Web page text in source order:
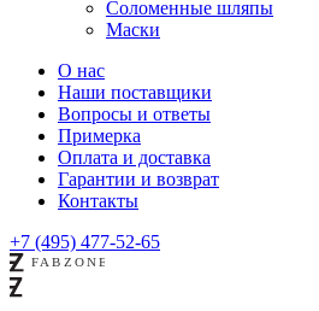
Соломенные шляпы
Маски
О нас
Наши поставщики
Вопросы и ответы
Примерка
Оплата и доставка
Гарантии и возврат
Контакты
+7 (495) 477-52-65